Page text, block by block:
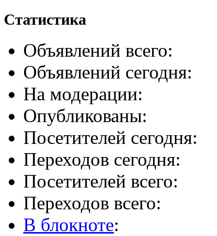
Статистика
Объявлений всего:
Объявлений сегодня:
На модерации:
Опубликованы:
Посетителей сегодня:
Переходов сегодня:
Посетителей всего:
Переходов всего:
В блокноте: